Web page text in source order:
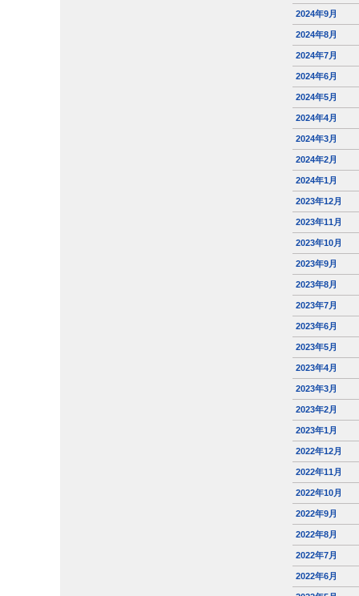
2024年9月
2024年8月
2024年7月
2024年6月
2024年5月
2024年4月
2024年3月
2024年2月
2024年1月
2023年12月
2023年11月
2023年10月
2023年9月
2023年8月
2023年7月
2023年6月
2023年5月
2023年4月
2023年3月
2023年2月
2023年1月
2022年12月
2022年11月
2022年10月
2022年9月
2022年8月
2022年7月
2022年6月